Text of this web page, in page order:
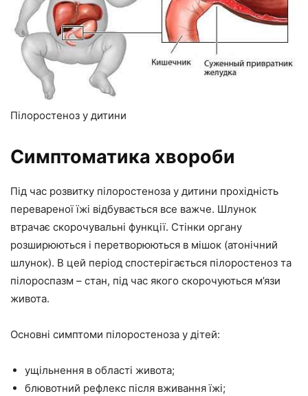
Пілоростеноз у дитини
Симптоматика хвороби
Під час розвитку пілоростеноза у дитини прохідність
перевареної їжі відбувається все важче. Шлунок
втрачає скорочувальні функції. Стінки органу
розширюються і перетворюються в мішок (атонічний
шлунок). В цей період спостерігається пілоростеноз та
пілороспазм – стан, під час якого скорочуються м’язи
живота.
Основні симптоми пілоростеноза у дітей:
ущільнення в області живота;
блювотний рефлекс після вживання їжі;